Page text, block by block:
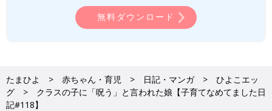
無料ダウンロード
たまひよ 赤ちゃん・育児 日記・マンガ
ひよこエッ
グ
クラスの子に「呪う」と言われた娘【子育てなめてました日
記#118】